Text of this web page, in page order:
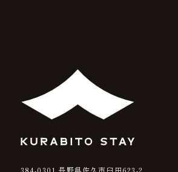
384-0301 長野県佐久市臼田623-2